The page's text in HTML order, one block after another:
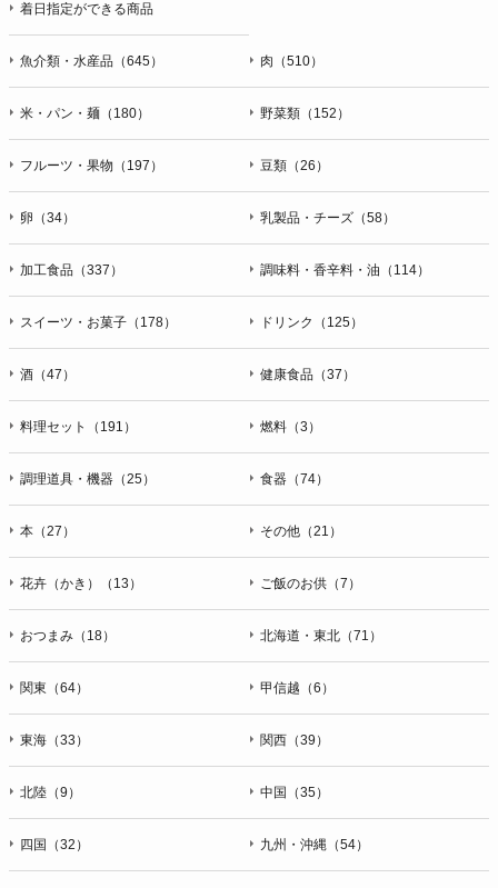
着日指定ができる商品
魚介類・水産品（645） 肉（510）
米・パン・麺（180） 野菜類（152）
フルーツ・果物（197） 豆類（26）
卵（34） 乳製品・チーズ（58）
加工食品（337） 調味料・香辛料・油（114）
スイーツ・お菓子（178） ドリンク（125）
酒（47） 健康食品（37）
料理セット（191） 燃料（3）
調理道具・機器（25） 食器（74）
本（27） その他（21）
花卉（かき）（13） ご飯のお供（7）
おつまみ（18） 北海道・東北（71）
関東（64） 甲信越（6）
東海（33） 関西（39）
北陸（9） 中国（35）
四国（32） 九州・沖縄（54）